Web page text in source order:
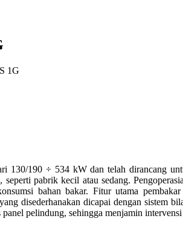
1G
130/190 ÷ 534 kW dan telah dirancang
pabrik kecil atau sedang.
bahan bakar. Fitur utama
disederhanakan dicapai dengan sistem
pelindung, sehingga menjamin